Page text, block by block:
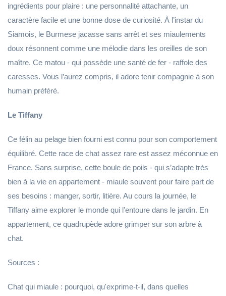
ingrédients pour plaire : une personnalité attachante, un
caractère facile et une bonne dose de curiosité. À l’instar du
Siamois, le Burmese jacasse sans arrêt et ses miaulements
doux résonnent comme une mélodie dans les oreilles de son
maître. Ce matou - qui possède une santé de fer - raffole des
caresses. Vous l’aurez compris, il adore tenir compagnie à son
humain préféré.
Le Tiffany
Ce félin au pelage bien fourni est connu pour son comportement
équilibré. Cette race de chat assez rare est assez méconnue en
France. Sans surprise, cette boule de poils - qui s’adapte très
bien à la vie en appartement - miaule souvent pour faire part de
ses besoins : manger, sortir, litière. Au cours la journée, le
Tiffany aime explorer le monde qui l’entoure dans le jardin. En
appartement, ce quadrupède adore grimper sur son arbre à
chat.
Sources :
Chat qui miaule : pourquoi, qu'exprime-t-il, dans quelles